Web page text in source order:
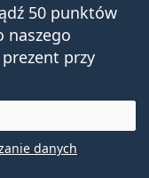
50 punktów
naszego
przy
danych